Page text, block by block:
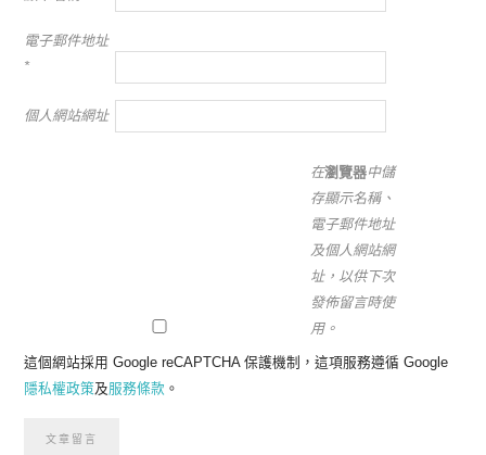
電子郵件地址
*
個人網站網址
在瀏覽器中儲
存顯示名稱、
電子郵件地址
及個人網站網
址，以供下次
發佈留言時使
用。
這個網站採用 Google reCAPTCHA 保護機制，這項服務遵循 Google
隱私權政策及服務條款 。